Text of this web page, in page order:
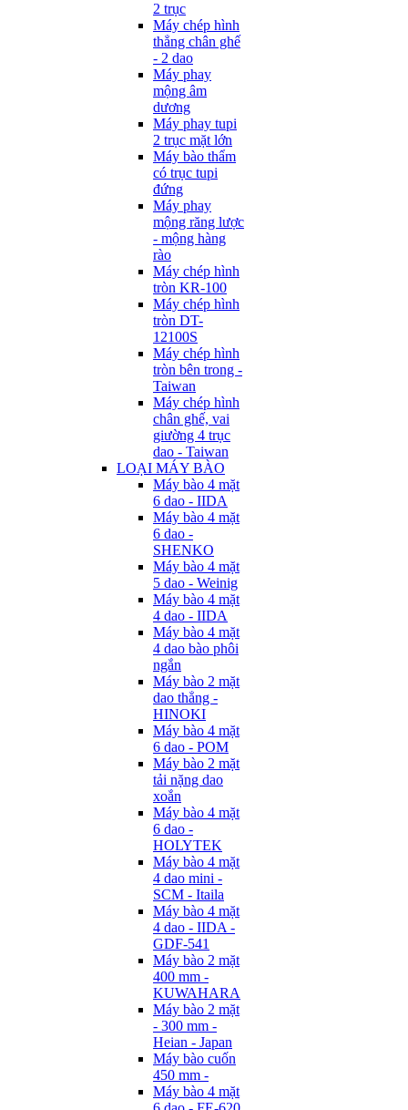
2 trục
Máy chép hình
thẳng chân ghế
- 2 dao
Máy phay
mộng âm
dương
Máy phay tupi
2 trục mặt lớn
Máy bào thẩm
có trục tupi
đứng
Máy phay
mộng răng lược
- mộng hàng
rào
Máy chép hình
tròn KR-100
Máy chép hình
tròn DT-
12100S
Máy chép hình
tròn bên trong -
Taiwan
Máy chép hình
chân ghế, vai
giường 4 trục
dao - Taiwan
LOẠI MÁY BÀO
Máy bào 4 mặt
6 dao - IIDA
Máy bào 4 mặt
6 dao -
SHENKO
Máy bào 4 mặt
5 dao - Weinig
Máy bào 4 mặt
4 dao - IIDA
Máy bào 4 mặt
4 dao bào phôi
ngắn
Máy bào 2 mặt
dao thẳng -
HINOKI
Máy bào 4 mặt
6 dao - POM
Máy bào 2 mặt
tải nặng dao
xoắn
Máy bào 4 mặt
6 dao -
HOLYTEK
Máy bào 4 mặt
4 dao mini -
SCM - Itaila
Máy bào 4 mặt
4 dao - IIDA -
GDF-541
Máy bào 2 mặt
400 mm -
KUWAHARA
Máy bào 2 mặt
- 300 mm -
Heian - Japan
Máy bào cuốn
450 mm -
Máy bào 4 mặt